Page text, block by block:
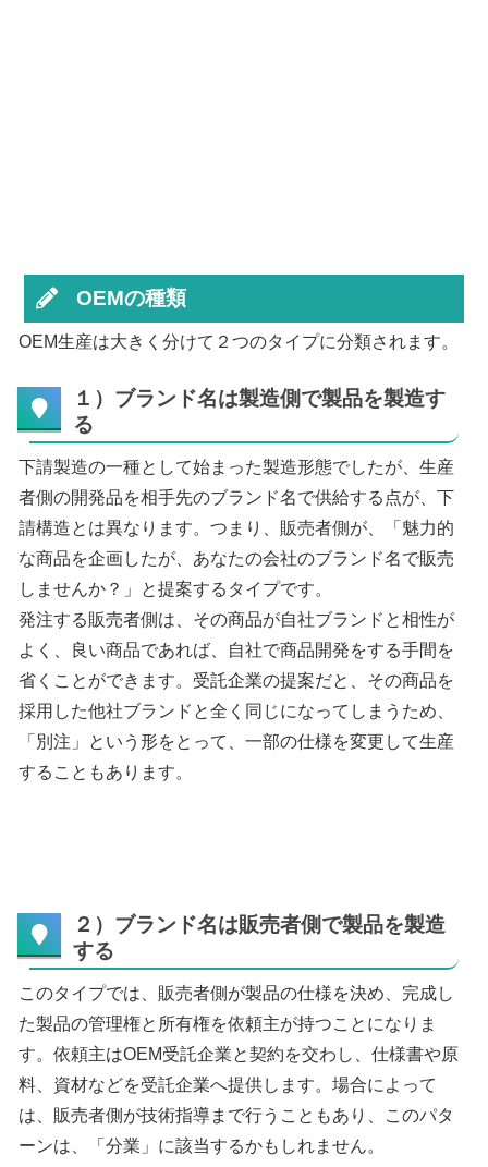
OEMの種類
OEM生産は大きく分けて２つのタイプに分類されます。
１）ブランド名は製造側で製品を製造す
る
下請製造の一種として始まった製造形態でしたが、生産
者側の開発品を相手先のブランド名で供給する点が、下
請構造とは異なります。つまり、販売者側が、「魅力的
な商品を企画したが、あなたの会社のブランド名で販売
しませんか？」と提案するタイプです。
発注する販売者側は、その商品が自社ブランドと相性が
よく、良い商品であれば、自社で商品開発をする手間を
省くことができます。受託企業の提案だと、その商品を
採用した他社ブランドと全く同じになってしまうため、
「別注」という形をとって、一部の仕様を変更して生産
することもあります。
２）ブランド名は販売者側で製品を製造
する
このタイプでは、販売者側が製品の仕様を決め、完成し
た製品の管理権と所有権を依頼主が持つことになりま
す。依頼主はOEM受託企業と契約を交わし、仕様書や原
料、資材などを受託企業へ提供します。場合によって
は、販売者側が技術指導まで行うこともあり、このパタ
ーンは、「分業」に該当するかもしれません。